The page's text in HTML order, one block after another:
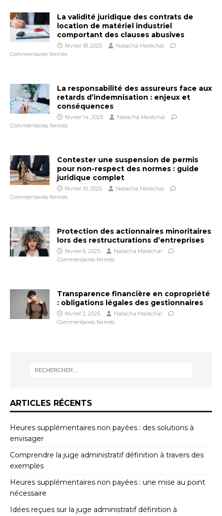
La validité juridique des contrats de
location de matériel industriel
comportant des clauses abusives
février 18, 2025
Natacha Maréchal
Commentaires fermés
La responsabilité des assureurs face aux
retards d’indemnisation : enjeux et
conséquences
février 14, 2025
Natacha Maréchal
Commentaires fermés
Contester une suspension de permis
pour non-respect des normes : guide
juridique complet
février 10, 2025
Natacha Maréchal
Commentaires fermés
Protection des actionnaires minoritaires
lors des restructurations d’entreprises
février 6, 2025
Natacha Maréchal
Commentaires fermés
Transparence financière en copropriété
: obligations légales des gestionnaires
février 2, 2025
Natacha Maréchal
Commentaires fermés
ARTICLES RÉCENTS
Heures supplémentaires non payées : des solutions à
envisager
Comprendre la juge administratif définition à travers des
exemples
Heures supplémentaires non payées : une mise au point
nécessaire
Idées reçues sur la juge administratif définition à